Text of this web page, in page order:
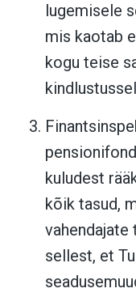
lugemisele
mis kaotab
kogu teise
kuludest
kõik tasud,
sellest, et